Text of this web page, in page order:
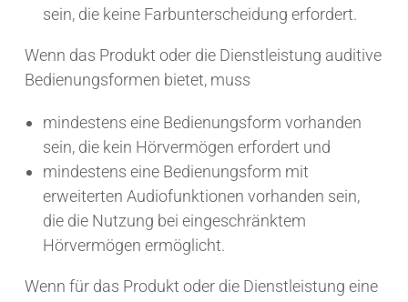
sein, die keine Farbunterscheidung erfordert.
Wenn das Produkt oder die Dienstleistung auditive
Bedienungsformen bietet, muss
mindestens eine Bedienungsform vorhanden
sein, die kein Hörvermögen erfordert und
mindestens eine Bedienungsform mit
erweiterten Audiofunktionen vorhanden sein,
die die Nutzung bei eingeschränktem
Hörvermögen ermöglicht.
Wenn für das Produkt oder die Dienstleistung eine